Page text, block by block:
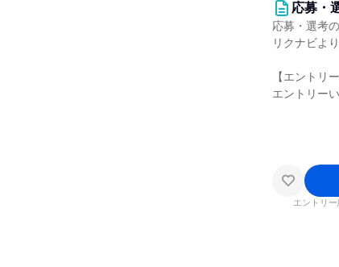
応募・
応募・選考
リクナビよ
【エントリ
エントリー
エントリ